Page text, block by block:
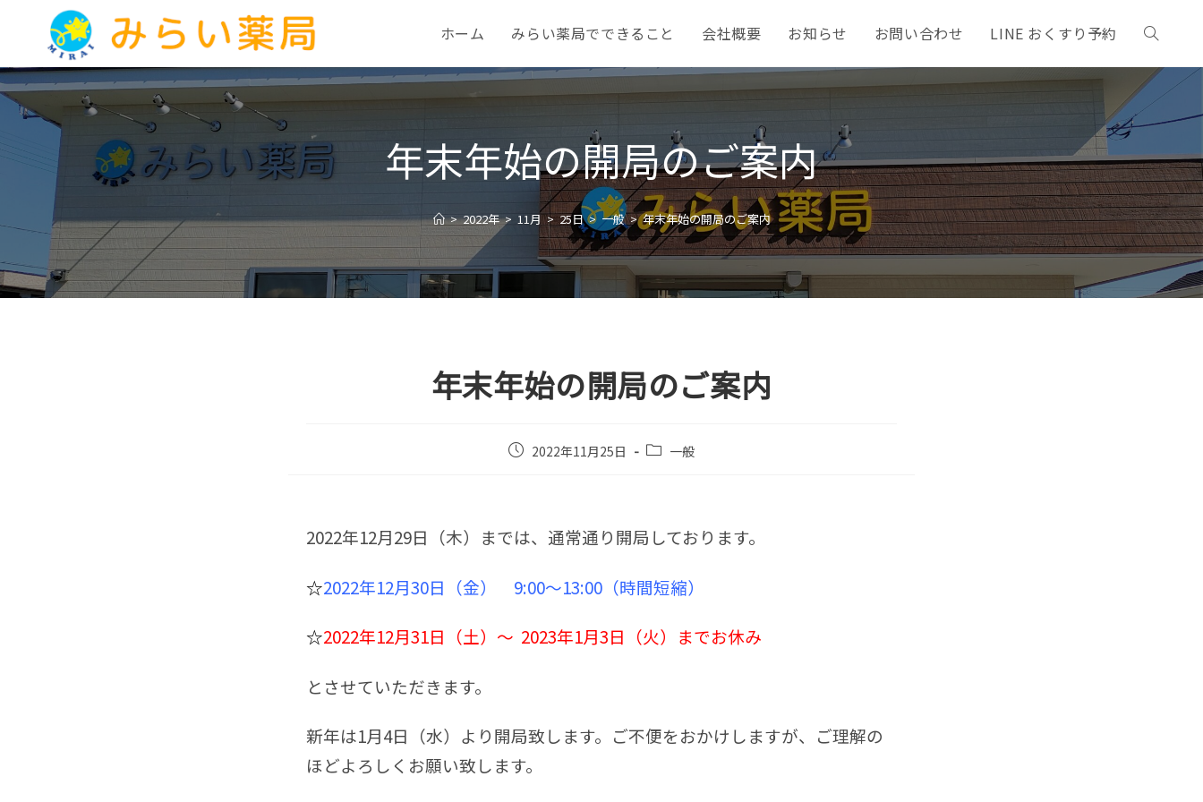
ホーム みらい薬局でできること 会社概要 お知らせ お問い合わせ LINE おくすり予約
年末年始の開局のご案内
> 2022年 > 11月 > 25日 > 一般 > 年末年始の開局のご案内
年末年始の開局のご案内
2022年11月25日 一般
2022年12月29日（木）までは、通常通り開局しております。
☆2022年12月30日（金） 9:00～13:00（時間短縮）
☆2022年12月31日（土）～ 2023年1月3日（火）までお休み
とさせていただきます。
新年は1月4日（水）より開局致します。ご不便をおかけしますが、ご理解の
ほどよろしくお願い致します。